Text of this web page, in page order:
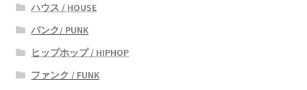
ハウス / HOUSE
パンク/ PUNK
ヒップホップ / HIPHOP
ファンク / FUNK